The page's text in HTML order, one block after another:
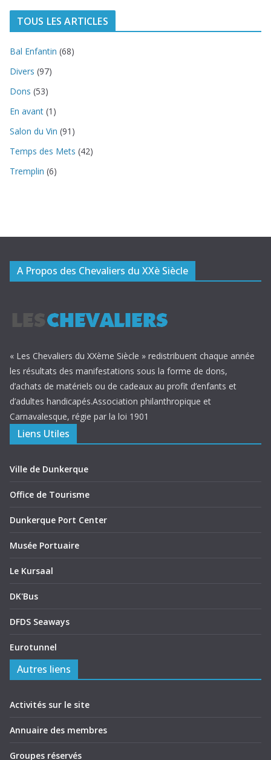
TOUS LES ARTICLES
Bal Enfantin (68)
Divers (97)
Dons (53)
En avant (1)
Salon du Vin (91)
Temps des Mets (42)
Tremplin (6)
A Propos des Chevaliers du XXè Siècle
« Les Chevaliers du XXème Siècle » redistribuent chaque année
les résultats des manifestations sous la forme de dons,
d’achats de matériels ou de cadeaux au profit d’enfants et
d’adultes handicapés.Association philanthropique et
Carnavalesque, régie par la loi 1901
Liens Utiles
Ville de Dunkerque
Office de Tourisme
Dunkerque Port Center
Musée Portuaire
Le Kursaal
DK'Bus
DFDS Seaways
Eurotunnel
Autres liens
Activités sur le site
Annuaire des membres
Groupes réservés